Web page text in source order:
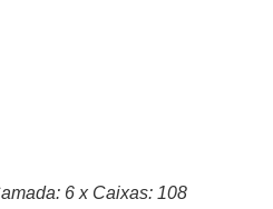
6 x Caixas: 108